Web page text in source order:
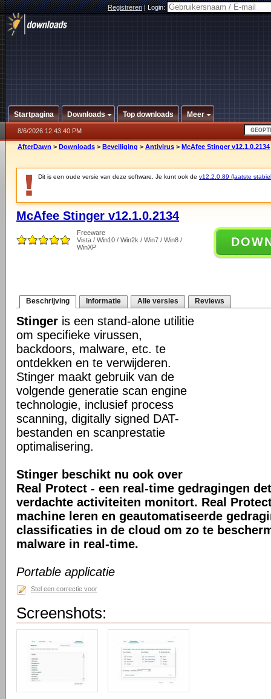
Registreren|Login:
Startpagina Downloads Top downloads Meer
8/6/2026 12:43:40 PM
AfterDawn > Downloads > Beveiliging > Antivirus > McAfee Stinger v12.1.0.2134
Dit is een oude versie van deze software. Je kunt ook de v12.2.0.89 (laatste
McAfee Stinger v12.1.0.2134
Freeware
Vista / Win10 / Win2k / Win7 / Win8 /
WinXP
Beschrijving Informatie Alle versies Reviews
Stinger is een stand-alone utilitie
om specifieke virussen,
backdoors, malware, etc. te
ontdekken en te verwijderen.
Stinger maakt gebruik van de
volgende generatie scan engine
technologie, inclusief process
scanning, digitally signed DAT-
bestanden en scanprestatie
optimalisering.
Stinger beschikt nu ook over
Real Protect - een real-time gedragingen
verdachte activiteiten monitort. Real
machine leren en geautomatiseerde
classificaties in de cloud om zo te
malware in real-time.
Portable applicatie
Stel een correctie voor
Screenshots: